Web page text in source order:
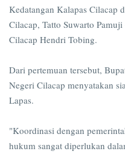
Kedatangan Kalapas Cilacap
Cilacap, Tatto Suwarto
Cilacap Hendri Tobing.
Dari pertemuan tersebut,
Negeri Cilacap menyatakan
Lapas.
"Koordinasi dengan
hukum sangat diperlukan